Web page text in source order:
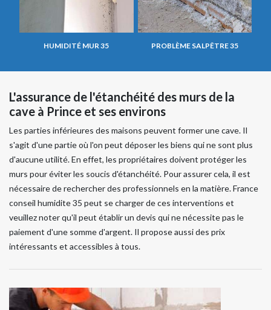
HUMIDITÉ MUR 35 PROBLÈME SALPÊTRE 35
L'assurance de l'étanchéité des murs de la
cave à Prince et ses environs
Les parties inférieures des maisons peuvent former une cave. Il
s'agit d'une partie où l'on peut déposer les biens qui ne sont plus
d'aucune utilité. En effet, les propriétaires doivent protéger les
murs pour éviter les soucis d'étanchéité. Pour assurer cela, il est
nécessaire de rechercher des professionnels en la matière. France
conseil humidite 35 peut se charger de ces interventions et
veuillez noter qu'il peut établir un devis qui ne nécessite pas le
paiement d'une somme d'argent. Il propose aussi des prix
intéressants et accessibles à tous.